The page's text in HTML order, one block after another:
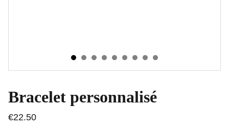
Bracelet personnalisé
€22.50